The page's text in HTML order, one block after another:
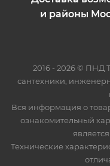
и районы
2016 - 2026 © ПНД
сантехники,
Вся информация о
ознакомительный
Технические